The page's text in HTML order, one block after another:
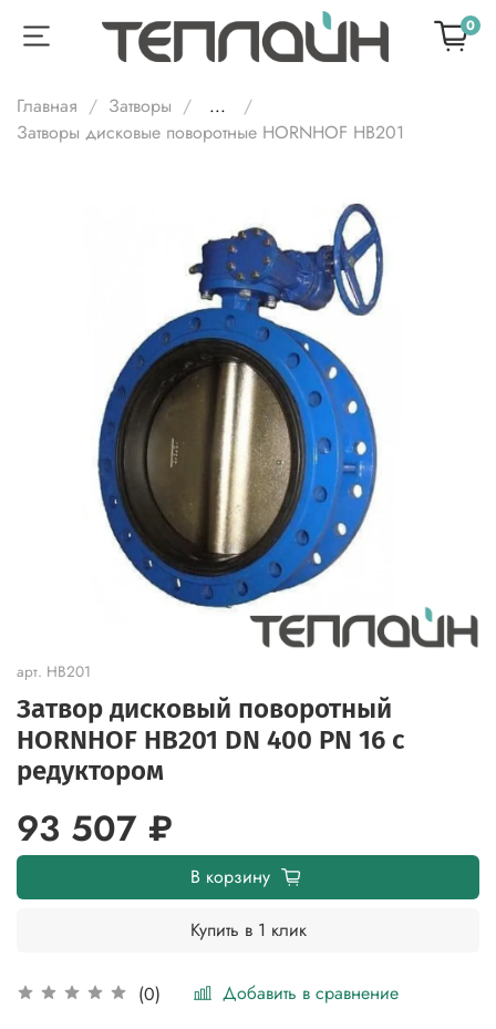
0
Главная Затворы
...
Затворы дисковые поворотные HORNHOF HB201
арт. HB201
Затвор дисковый поворотный
HORNHOF HB201 DN 400 PN 16 с
редуктором
(0) Добавить в сравнение
93 507 ₽
В корзину
Купить в 1 клик